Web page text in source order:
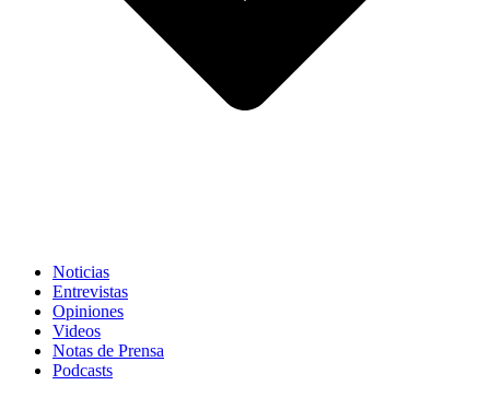
Noticias
Entrevistas
Opiniones
Videos
Notas de Prensa
Podcasts